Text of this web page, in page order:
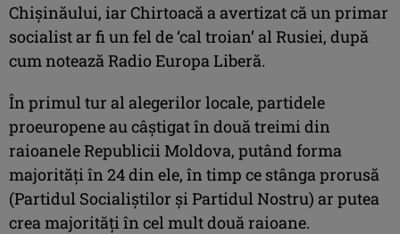
Chişinăului, iar Chirtoacă a avertizat că un primar
socialist ar fi un fel de ‘cal troian’ al Rusiei, după
cum notează Radio Europa Liberă.
În primul tur al alegerilor locale, partidele
proeuropene au câştigat în două treimi din
raioanele Republicii Moldova, putând forma
majorităţi în 24 din ele, în timp ce stânga prorusă
(Partidul Socialiştilor şi Partidul Nostru) ar putea
crea majorităţi în cel mult două raioane.